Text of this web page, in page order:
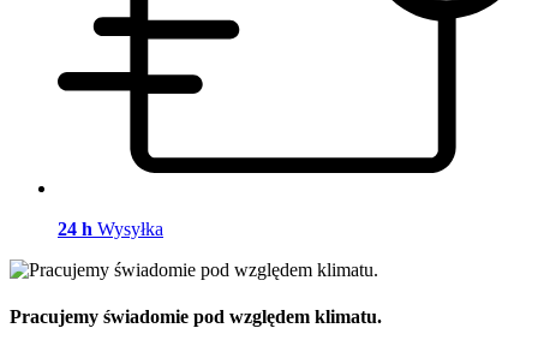
24 h Wysyłka
Pracujemy świadomie pod względem klimatu.